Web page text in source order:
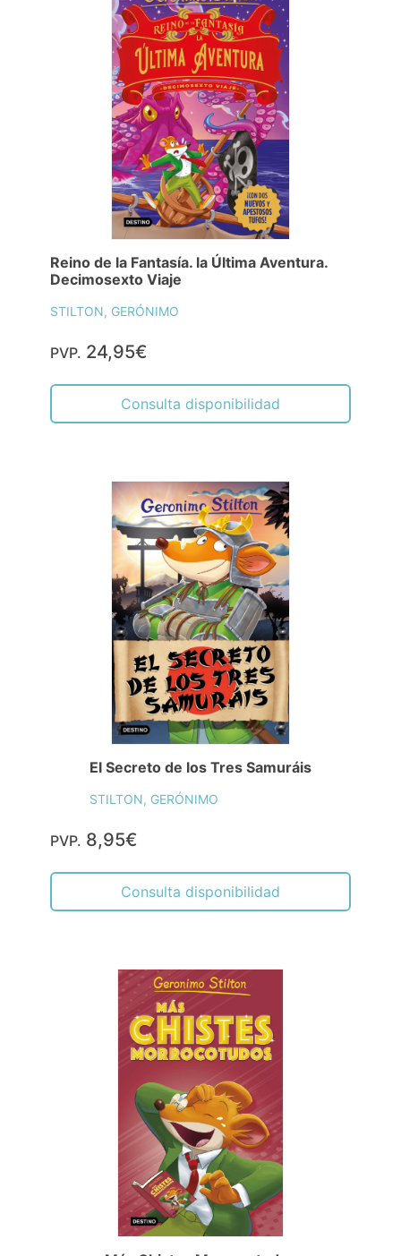
Reino de la Fantasía. la Última Aventura.
Decimosexto Viaje
STILTON, GERÓNIMO
24,95€
Consulta disponibilidad
El Secreto de los Tres Samuráis
STILTON, GERÓNIMO
8,95€
Consulta disponibilidad
Más Chistes Morrocotudos
STILTON, GERÓNIMO
10,95€
Comprar